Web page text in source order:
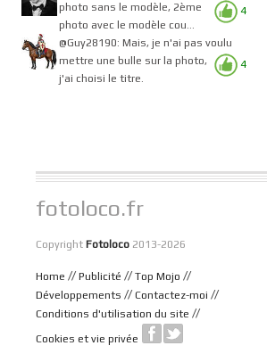
4
photo sans le modèle, 2ème
photo avec le modèle cou...
4
@Guy28190: Mais, je n'ai pas voulu
mettre une bulle sur la photo,
j'ai choisi le titre.
fotoloco.fr
Copyright Fotoloco 2013-2026
Home // Publicité // Top Mojo //
Développements // Contactez-moi //
Conditions d'utilisation du site //
Cookies et vie privée